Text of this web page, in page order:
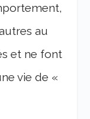
au
et ne font
vie de «